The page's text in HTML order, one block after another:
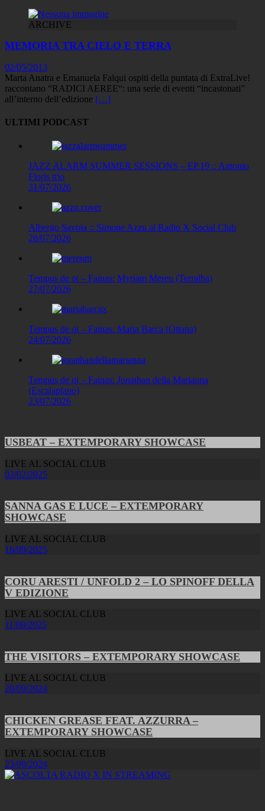
ARCHIVE
MEMORIA TRA CIELO E TERRA
02/05/2013
Marta Anatra e Emanuela Falqui ospiti della puntata di ExtraLive!
raccontano “RADICI AEREE“: una serie di eventi “incastonati”
all’interno dell’edizione […]
ULTIMI PODCAST
JAZZ ALARM SUMMER SESSIONS – EP.19 :: Antonio
Floris trio
31/07/2026
Albergo Savoia :: Simone Azzu al Radio X Social Club
28/07/2026
Tempus de oi – Fainas: Myriam Mereu (Terralba)
27/07/2026
Tempus de oi – Fainas: Maria Barca (Ottana)
24/07/2026
Tempus de oi – Fainas: Jonathan della Marianna
(Escalaplano)
23/07/2026
USBEAT – EXTEMPORARY SHOWCASE
LIVE AL SOCIAL CLUB
03/02/2025
SANNA GAS E LUCE – EXTEMPORARY
SHOWCASE
LIVE AL SOCIAL CLUB
16/09/2025
CORU ARESTI / UNFOLD 2 – LO SPINOFF DELLA
V EDIZIONE
LIVE AL SOCIAL CLUB
11/08/2025
THE VISITORS – EXTEMPORARY SHOWCASE
LIVE AL SOCIAL CLUB
20/09/2024
CHICKEN GREASE FEAT. AZZURRA –
EXTEMPORARY SHOWCASE
LIVE AL SOCIAL CLUB
23/09/2024